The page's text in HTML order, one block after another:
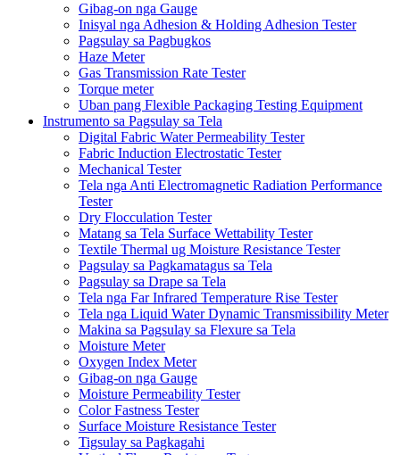
Gibag-on nga Gauge
Inisyal nga Adhesion & Holding Adhesion Tester
Pagsulay sa Pagbugkos
Haze Meter
Gas Transmission Rate Tester
Torque meter
Uban pang Flexible Packaging Testing Equipment
Instrumento sa Pagsulay sa Tela
Digital Fabric Water Permeability Tester
Fabric Induction Electrostatic Tester
Mechanical Tester
Tela nga Anti Electromagnetic Radiation Performance
Tester
Dry Flocculation Tester
Matang sa Tela Surface Wettability Tester
Textile Thermal ug Moisture Resistance Tester
Pagsulay sa Pagkamatagus sa Tela
Pagsulay sa Drape sa Tela
Tela nga Far Infrared Temperature Rise Tester
Tela nga Liquid Water Dynamic Transmissibility Meter
Makina sa Pagsulay sa Flexure sa Tela
Moisture Meter
Oxygen Index Meter
Gibag-on nga Gauge
Moisture Permeability Tester
Color Fastness Tester
Surface Moisture Resistance Tester
Tigsulay sa Pagkagahi